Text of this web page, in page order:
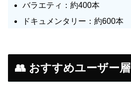
バラエティ：約400本
ドキュメンタリー：約600本
👥 おすすめユーザー層